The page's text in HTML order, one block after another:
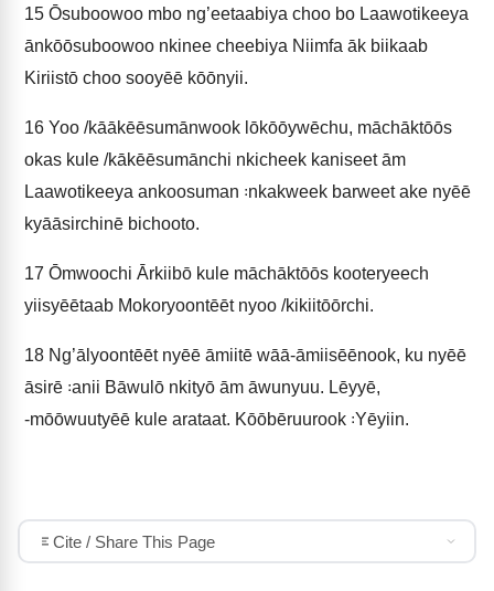
15 Ōsuboowoo mbo ng’eetaabiya choo bo Laawotikeeya
ānkōōsuboowoo nkinee cheebiya Niimfa āk biikaab
Kiriistō choo sooyēē kōōnyii.
16 Yoo /kāākēēsumānwook lōkōōywēchu, māchāktōōs
okas kule /kākēēsumānchi nkicheek kaniseet ām
Laawotikeeya ankoosuman ꞉nkakweek barweet ake nyēē
kyāāsirchinē bichooto.
17 Ōmwoochi Ārkiibō kule māchāktōōs kooteryeech
yiisyēētaab Mokoryoontēēt nyoo /kikiitōōrchi.
18 Ng’ālyoontēēt nyēē āmiitē wāā-āmiisēēnook, ku nyēē
āsirē ꞉anii Bāwulō nkityō ām āwunyuu. Lēyyē,
‑mōōwuutyēē kule arataat. Kōōbēruurook ꞉Yēyiin.
Cite / Share This Page